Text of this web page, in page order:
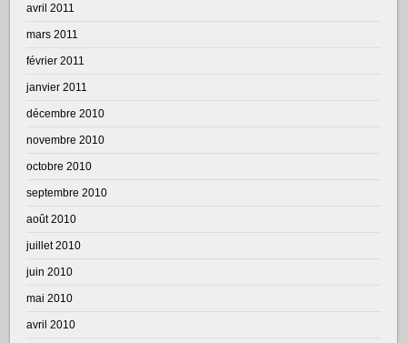
avril 2011
mars 2011
février 2011
janvier 2011
décembre 2010
novembre 2010
octobre 2010
septembre 2010
août 2010
juillet 2010
juin 2010
mai 2010
avril 2010